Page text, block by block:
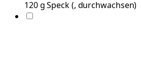
120g Speck(, durchwachsen)